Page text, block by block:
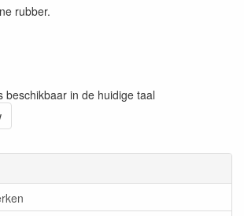
rubber.
beschikbaar in de huidige taal